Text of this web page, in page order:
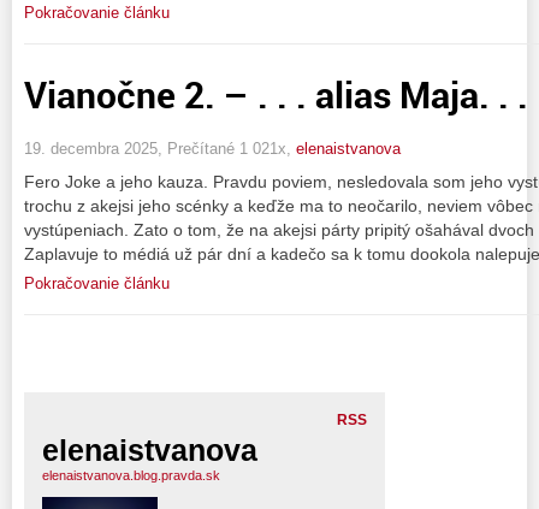
Pokračovanie článku
Vianočne 2. – . . . alias Maja. . .
19. decembra 2025, Prečítané 1 021x, elenaistvanova
Fero Joke a jeho kauza. Pravdu poviem, nesledovala som jeho
trochu z akejsi jeho scénky a keďže ma to neočarilo, neviem
vystúpeniach. Zato o tom, že na akejsi párty pripitý ošahával
Zaplavuje to médiá už pár dní a kadečo sa k tomu dookola
Pokračovanie článku
RSS
elenaistvanova
elenaistvanova.blog.pravda.sk